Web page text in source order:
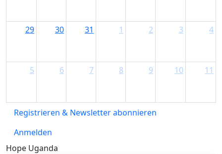
29 30 31 1 2 3 4
5 6 7 8 9 10 11
Registrieren & Newsletter abonnieren
Anmelden
Hope Uganda